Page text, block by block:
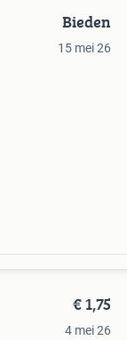
Bieden
15 mei 26
€ 1,75
4 mei 26